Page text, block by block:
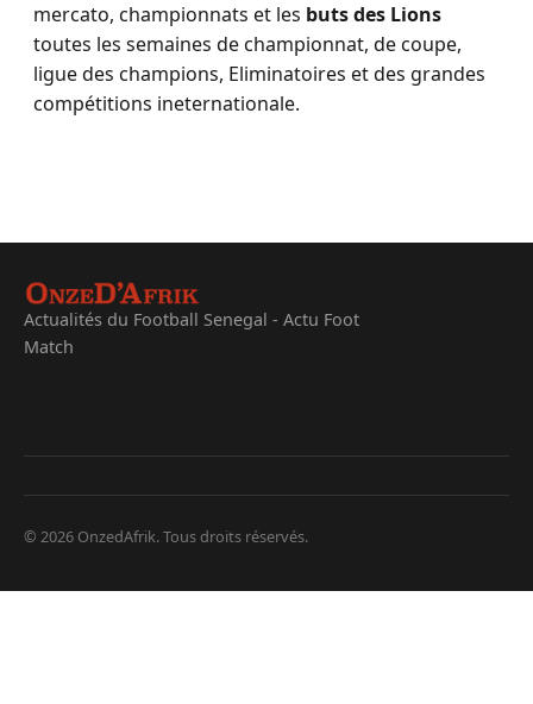
mercato, championnats et les buts des Lions
toutes les semaines de championnat, de coupe,
ligue des champions, Eliminatoires et des grandes
compétitions ineternationale.
Actualités du Football Senegal - Actu Foot
Match
© 2026 OnzedAfrik. Tous droits réservés.